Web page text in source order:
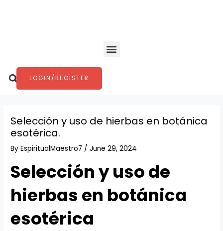
Menu
Search
LOGIN/REGISTER
Selección y uso de hierbas en botánica
esotérica.
ByEspiritualMaestro7 /June 29, 2024
Selección y uso de
hierbas en botánica
esotérica